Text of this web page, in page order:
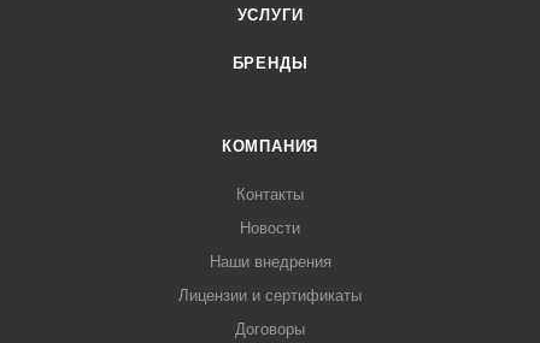
УСЛУГИ
БРЕНДЫ
КОМПАНИЯ
Контакты
Новости
Наши внедрения
Лицензии и сертификаты
Договоры